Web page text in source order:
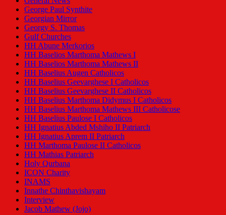
George Paul Synthite
Georgian Mirror
Georgy S. Thomas
Gulf Churches
HH Abune Merkorios
HH Baselios Marthoma Mathews I
HH Baselios Marthoma Mathews II
HH Baselius Augen Catholicos
HH Baselius Geevarghese I Catholicos
HH Baselius Geevarghese II Catholicos
HH Baselius Marthoma Didymus I Catholicos
HH Baselius Marthoma Mathews III Catholicose
HH Baselius Paulose I Catholicos
HH Ignatius Abded Mshiho II Patriarch
HH Ignatius Aprem II Patriarch
HH Marthoma Paulose II Catholicos
HH Mathias Patriarch
Holy Qurbana
ICON Charity
INAMS
Innathe Chinthavishayam
Interview
Jacob Mathew (Jojo)